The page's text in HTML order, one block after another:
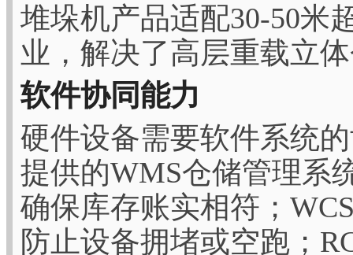
堆垛机产品适配30-50米
业，解决了高层重载立
软件协同能力
硬件设备需要软件系统
提供的WMS仓储管理系
确保库存账实相符；
防止设备拥堵或空跑；